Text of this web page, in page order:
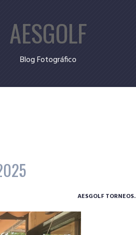
AESGOLF
Blog Fotográfico
AESGOLF TORNEOS.